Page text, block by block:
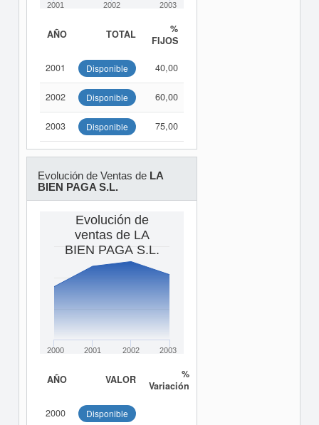
2001 2002 2003
AÑO TOTAL
%
FIJOS
2001 Disponible 40,00
2002 Disponible 60,00
2003 Disponible 75,00
Evolución de Ventas de LA
BIEN PAGA S.L.
Evolución de
ventas de LA
BIEN PAGA S.L.
2000 2001 2002 2003
AÑO VALOR
%
Variación
2000 Disponible